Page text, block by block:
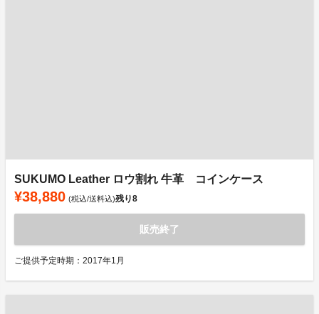
SUKUMO Leather ロウ割れ 牛革 コインケース
¥38,880 (税込/送料込)残り8
販売終了
ご提供予定時期：2017年1月